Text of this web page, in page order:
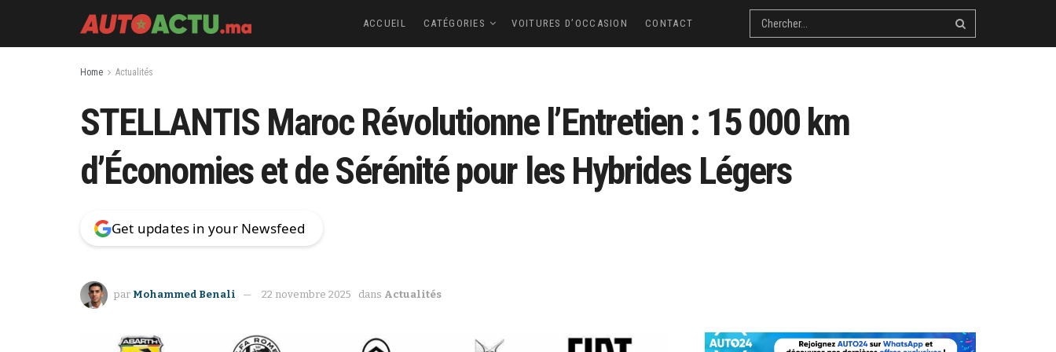
ACCUEIL CATÉGORIES VOITURES D’OCCASION CONTACT
Home Actualités
STELLANTIS Maroc Révolutionne l’Entretien : 15 000 km
d’Économies et de Sérénité pour les Hybrides Légers
Get updates in your Newsfeed
par Mohammed Benali 22 novembre 2025 dans Actualités